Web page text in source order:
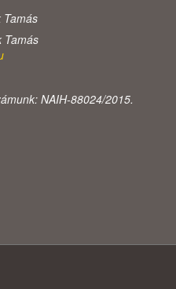
Tamás
NAIH-88024/2015.